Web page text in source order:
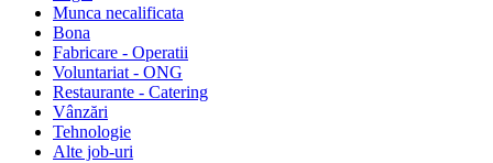
Munca necalificata
Bona
Fabricare - Operatii
Voluntariat - ONG
Restaurante - Catering
Vânzări
Tehnologie
Alte job-uri